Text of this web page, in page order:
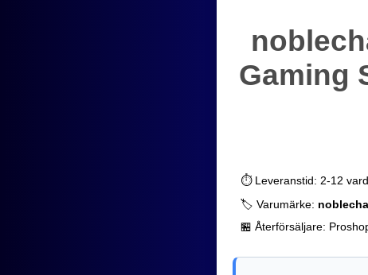
Gaming
⏱️ Leveranstid: 2-12
🏷️ Varumärke:
🏪 Återförsäljare: